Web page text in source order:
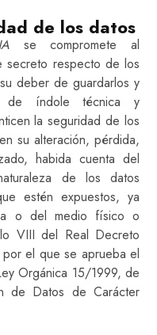
de los datos
se compromete al
secreto respecto de los
deber de guardarlos y
de índole técnica y
la seguridad de los
su alteración, pérdida,
habida cuenta del
de los datos
estén expuestos, ya
o del medio físico o
VIII del Real Decreto
el que se aprueba el
Orgánica 15/1999, de
de Datos de Carácter